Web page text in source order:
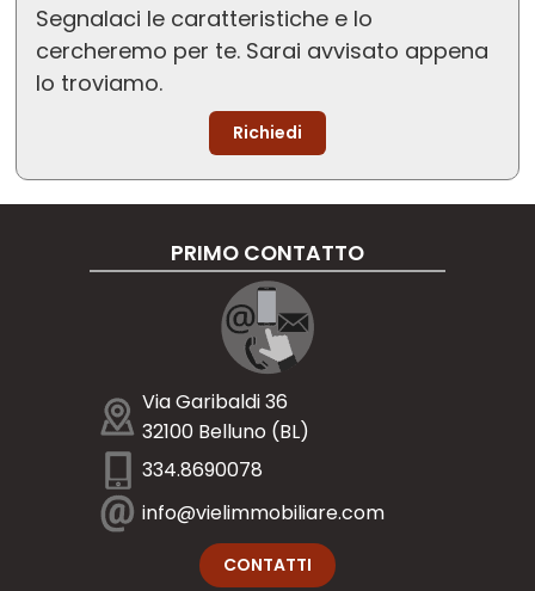
Segnalaci le caratteristiche e lo
cercheremo per te. Sarai avvisato appena
lo troviamo.
Richiedi
PRIMO CONTATTO
Via Garibaldi 36
32100 Belluno (BL)
334.8690078
info@vielimmobiliare.com
CONTATTI